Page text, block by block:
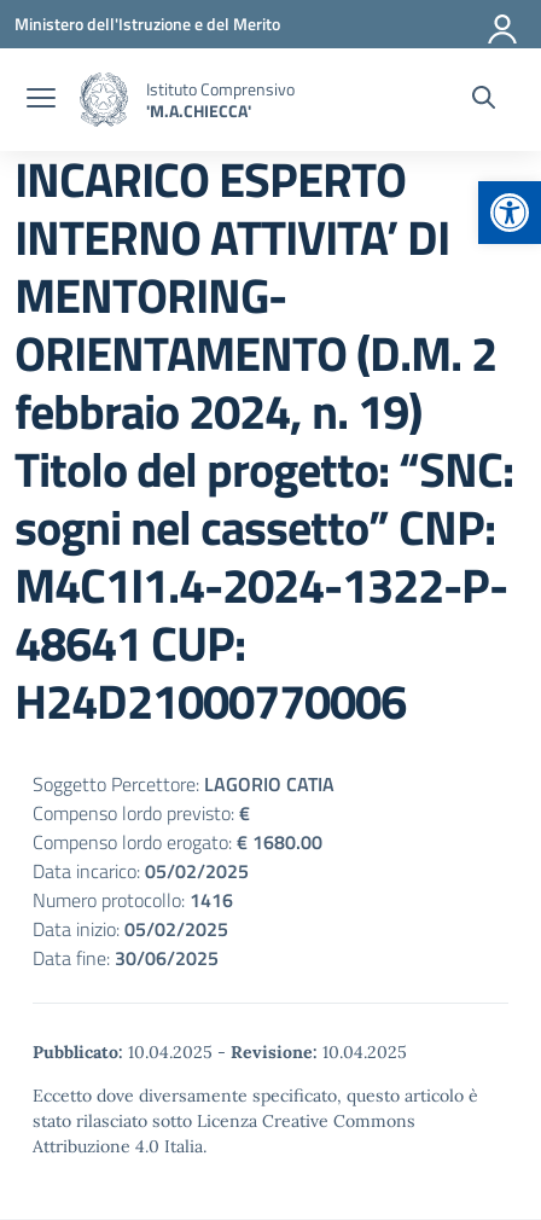
Vai ai contenuti
Vai al menu di navigazione
Vai al footer
Ministero dell'Istruzione e del Merito
Istituto Comprensivo
'M.A.CHIECCA'
INCARICO ESPERTO
INTERNO ATTIVITA’ DI
MENTORING-
ORIENTAMENTO (D.M. 2
febbraio 2024, n. 19)
Titolo del progetto: “SNC:
sogni nel cassetto” CNP:
M4C1I1.4-2024-1322-P-
48641 CUP:
H24D21000770006
Soggetto Percettore: LAGORIO CATIA
Compenso lordo previsto:€
Compenso lordo erogato:€ 1680.00
Data incarico:05/02/2025
Numero protocollo: 1416
Data inizio:05/02/2025
Data fine: 30/06/2025
Pubblicato: 10.04.2025 - Revisione: 10.04.2025
Eccetto dove diversamente specificato, questo articolo è
stato rilasciato sotto Licenza Creative Commons
Attribuzione 4.0 Italia.